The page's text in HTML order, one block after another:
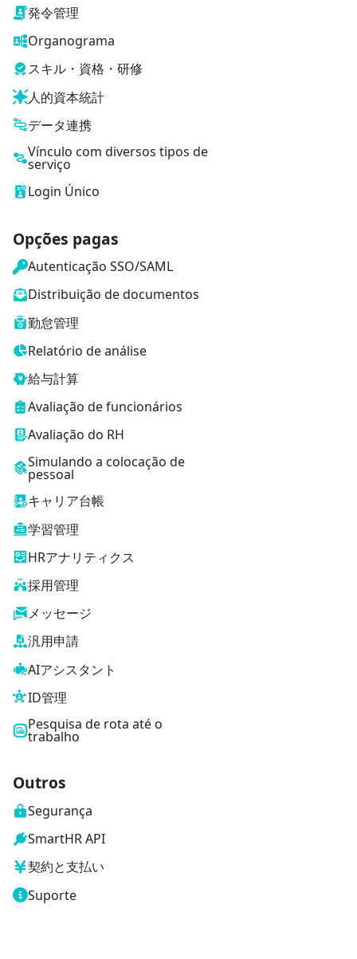
発令管理
Organograma
スキル・資格・研修
人的資本統計
データ連携
Vínculo com diversos tipos de
serviço
Login Único
Opções pagas
Autenticação SSO/SAML
Distribuição de documentos
勤怠管理
Relatório de análise
給与計算
Avaliação de funcionários
Avaliação do RH
Simulando a colocação de
pessoal
キャリア台帳
学習管理
HRアナリティクス
採用管理
メッセージ
汎用申請
AIアシスタント
ID管理
Pesquisa de rota até o
trabalho
Outros
Segurança
SmartHR API
契約と支払い
Suporte